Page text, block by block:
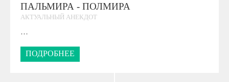
ПАЛЬМИРА - ПОЛМИРА
АКТУАЛЬНЫЙ АНЕКДОТ
…
ПОДРОБНЕЕ